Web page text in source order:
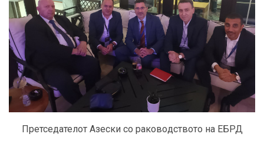
Претседателот Азески со раковoдството на ЕБРД